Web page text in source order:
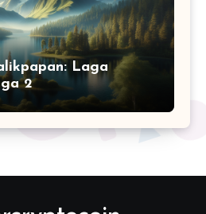
Laga
2